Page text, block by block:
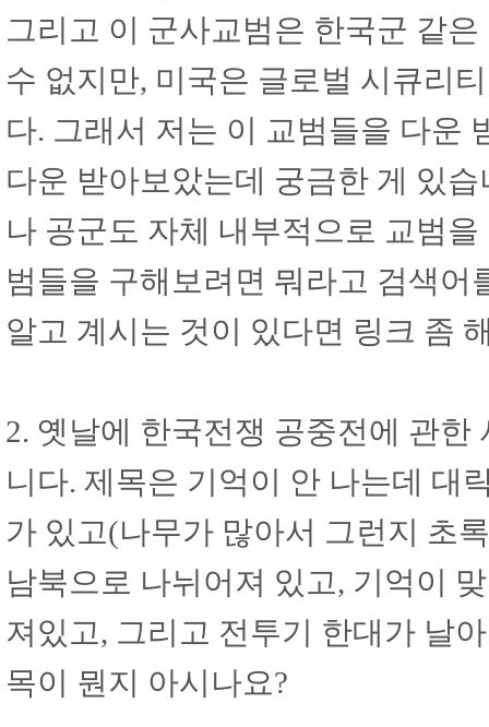
그리고 이 군사교범은 한국군 같
수 없지만, 미국은 글로벌 시큐리
다. 그래서 저는 이 교범들을 다운
다운 받아보았는데 궁금한 게 있
나 공군도 자체 내부적으로 교범
범들을 구해보려면 뭐라고 검색어
알고 계시는 것이 있다면 링크 좀
2. 옛날에 한국전쟁 공중전에 관
니다. 제목은 기억이 안 나는데 대
가 있고(나무가 많아서 그런지 초
남북으로 나뉘어져 있고, 기억이
져있고, 그리고 전투기 한대가 날
목이 뭔지 아시나요?